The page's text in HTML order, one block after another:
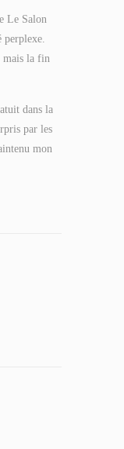
Le Salon
perplexe.
mais la fin
dans la
par les
mon